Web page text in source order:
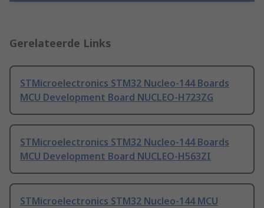
Gerelateerde Links
STMicroelectronics STM32 Nucleo-144 Boards
MCU Development Board NUCLEO-H723ZG
STMicroelectronics STM32 Nucleo-144 Boards
MCU Development Board NUCLEO-H563ZI
STMicroelectronics STM32 Nucleo-144 MCU